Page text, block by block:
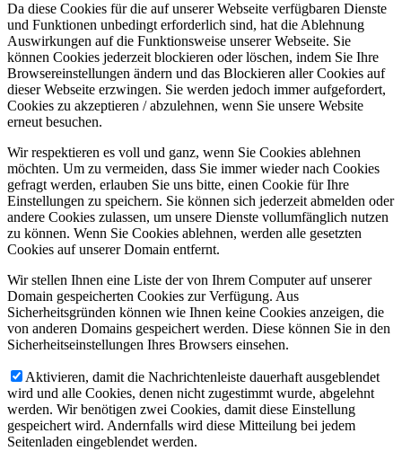
Da diese Cookies für die auf unserer Webseite verfügbaren Dienste
und Funktionen unbedingt erforderlich sind, hat die Ablehnung
Auswirkungen auf die Funktionsweise unserer Webseite. Sie
können Cookies jederzeit blockieren oder löschen, indem Sie Ihre
Browsereinstellungen ändern und das Blockieren aller Cookies auf
dieser Webseite erzwingen. Sie werden jedoch immer aufgefordert,
Cookies zu akzeptieren / abzulehnen, wenn Sie unsere Website
erneut besuchen.
Wir respektieren es voll und ganz, wenn Sie Cookies ablehnen
möchten. Um zu vermeiden, dass Sie immer wieder nach Cookies
gefragt werden, erlauben Sie uns bitte, einen Cookie für Ihre
Einstellungen zu speichern. Sie können sich jederzeit abmelden oder
andere Cookies zulassen, um unsere Dienste vollumfänglich nutzen
zu können. Wenn Sie Cookies ablehnen, werden alle gesetzten
Cookies auf unserer Domain entfernt.
Wir stellen Ihnen eine Liste der von Ihrem Computer auf unserer
Domain gespeicherten Cookies zur Verfügung. Aus
Sicherheitsgründen können wie Ihnen keine Cookies anzeigen, die
von anderen Domains gespeichert werden. Diese können Sie in den
Sicherheitseinstellungen Ihres Browsers einsehen.
Aktivieren, damit die Nachrichtenleiste dauerhaft ausgeblendet
wird und alle Cookies, denen nicht zugestimmt wurde, abgelehnt
werden. Wir benötigen zwei Cookies, damit diese Einstellung
gespeichert wird. Andernfalls wird diese Mitteilung bei jedem
Seitenladen eingeblendet werden.